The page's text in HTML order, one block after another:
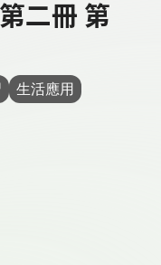
二冊 第
生活應用